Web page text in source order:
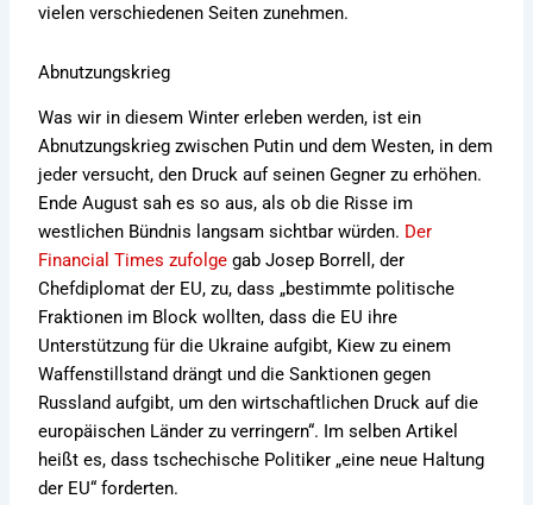
vielen verschiedenen Seiten zunehmen.
Abnutzungskrieg
Was wir in diesem Winter erleben werden, ist ein
Abnutzungskrieg zwischen Putin und dem Westen, in dem
jeder versucht, den Druck auf seinen Gegner zu erhöhen.
Ende August sah es so aus, als ob die Risse im
westlichen Bündnis langsam sichtbar würden. Der
Financial Times zufolge gab Josep Borrell, der
Chefdiplomat der EU, zu, dass „bestimmte politische
Fraktionen im Block wollten, dass die EU ihre
Unterstützung für die Ukraine aufgibt, Kiew zu einem
Waffenstillstand drängt und die Sanktionen gegen
Russland aufgibt, um den wirtschaftlichen Druck auf die
europäischen Länder zu verringern“. Im selben Artikel
heißt es, dass tschechische Politiker „eine neue Haltung
der EU“ forderten.